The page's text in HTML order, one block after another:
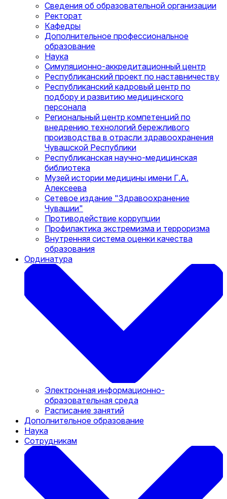
Сведения об образовательной организации
Ректорат
Кафедры
Дополнительное профессиональное
образование
Наука
Симуляционно-аккредитационный центр
Республиканский проект по наставничеству
Республиканский кадровый центр по
подбору и развитию медицинского
персонала
Региональный центр компетенций по
внедрению технологий бережливого
производства в отрасли здравоохранения
Чувашской Республики
Республиканская научно-медицинская
библиотека
Музей истории медицины имени Г.А.
Алексеева
Сетевое издание "Здравоохранение
Чувашии"
Противодействие коррупции
Профилактика экстремизма и терроризма
Внутренняя система оценки качества
образования
Ординатура
Электронная информационно-
образовательная среда
Расписание занятий
Дополнительное образование
Наука
Сотрудникам